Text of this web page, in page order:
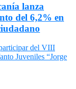
lanza
del 6,2% en